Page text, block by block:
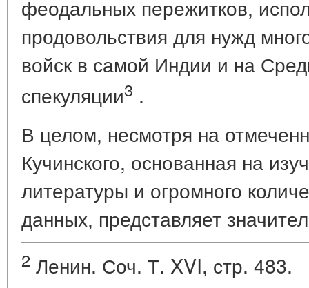
феодальных пережитков,
продовольствия для нужд
войск в самой Индии и на
спекуляции3 .
В целом, несмотря на
Кучинского, основанная на
литературы и огромного
данных, представляет
2 Ленин. Соч. Т. XVI, стр. 483.